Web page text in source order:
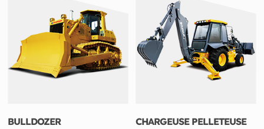
BULLDOZER CHARGEUSE PELLETEUSE